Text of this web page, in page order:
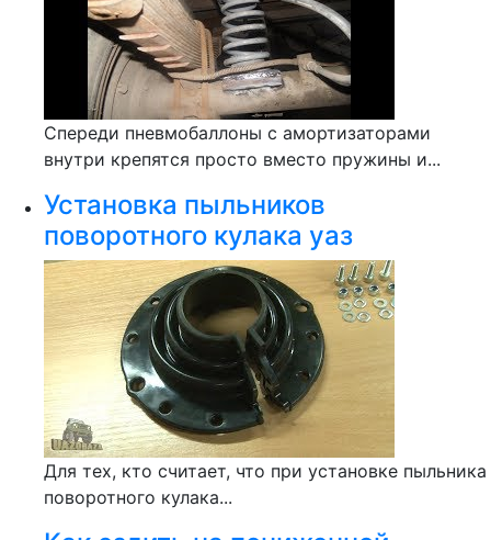
Спереди пневмобаллоны с амортизаторами
внутри крепятся просто вместо пружины и...
Установка пыльников
поворотного кулака уаз
Для тех, кто считает, что при установке пыльника
поворотного кулака...